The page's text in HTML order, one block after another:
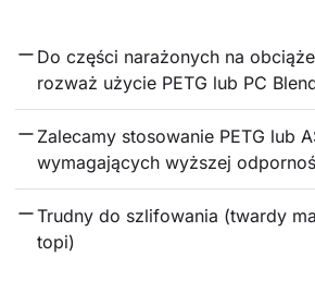
Do części narażonych na
rozważ użycie PETG lub PC
Zalecamy stosowanie PETG lub
wymagających wyższej
Trudny do szlifowania (twardy
topi)